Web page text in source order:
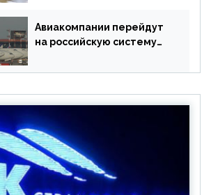
Авиакомпании перейдут
на российскую систему